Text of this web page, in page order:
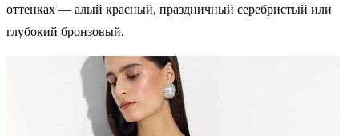
оттенках — алый красный, праздничный серебристый или
глубокий бронзовый.